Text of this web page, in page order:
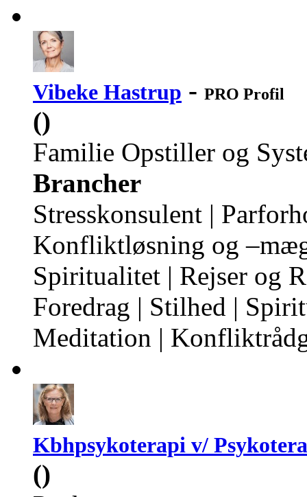
Vibeke Hastrup - PRO Profil
()
Familie Opstiller og
Brancher
Stresskonsulent |
Konfliktløsning og
Spiritualitet | Rejser og
Foredrag | Stilhed |
Meditation |
Kbhpsykoterapi v/
()